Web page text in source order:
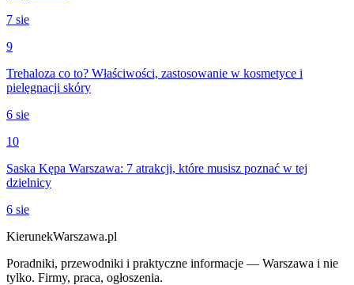
7 sie
9
Trehaloza co to? Właściwości, zastosowanie w kosmetyce i
pielęgnacji skóry
6 sie
10
Saska Kępa Warszawa: 7 atrakcji, które musisz poznać w tej
dzielnicy
6 sie
KierunekWarszawa.pl
Poradniki, przewodniki i praktyczne informacje — Warszawa i nie
tylko. Firmy, praca, ogłoszenia.